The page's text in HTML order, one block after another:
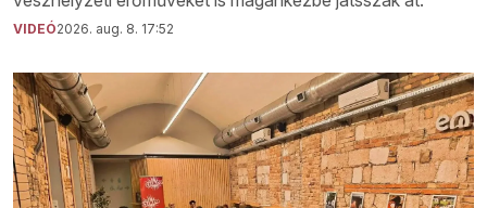
VIDEÓ2026. aug. 8. 17:52